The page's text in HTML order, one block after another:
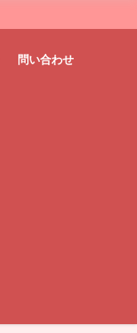
問い合わせ